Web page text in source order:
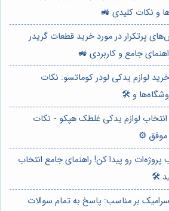
و نکات کلیدی 🚜
پرتکرار در مورد خرید قطعات گریدر
جامع و کاربردی 🚜
لوازم یدکی لودر کوماتسو: نکات
و 🛠️
انتخاب لوازم یدکی غلطک هپکو - نکات
موفق ⚙️
رو پیدا کن! راهنمای جامع انتخاب
🛠️
بر مناسب: پاسخ به تمام سوالات